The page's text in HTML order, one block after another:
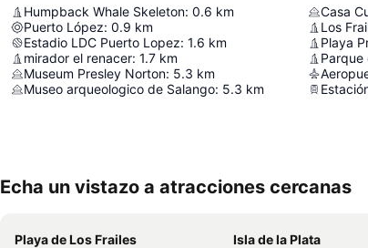
Humpback Whale Skeleton: 0.6 km
Puerto López: 0.9 km
Estadio LDC Puerto Lopez: 1.6 km
mirador el renacer: 1.7 km
Museum Presley Norton: 5.3 km
Museo arqueologico de Salango: 5.3 km
Casa
Los
Playa
Parque
Echa un vistazo a atracciones cercanas
Playa de Los Frailes Isla de la Plata